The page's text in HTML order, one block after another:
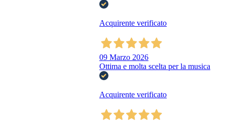
Acquirente verificato
09 Marzo 2026
Ottima e molta scelta per la musica
Acquirente verificato